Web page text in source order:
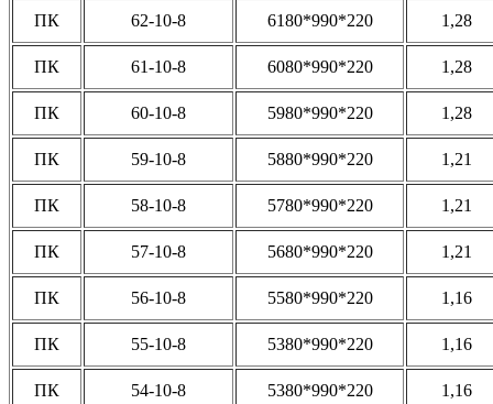
ПК 62-10-8 6180*990*220 1,28
ПК 61-10-8 6080*990*220 1,28
ПК 60-10-8 5980*990*220 1,28
ПК 59-10-8 5880*990*220 1,21
ПК 58-10-8 5780*990*220 1,21
ПК 57-10-8 5680*990*220 1,21
ПК 56-10-8 5580*990*220 1,16
ПК 55-10-8 5380*990*220 1,16
ПК 54-10-8 5380*990*220 1,16